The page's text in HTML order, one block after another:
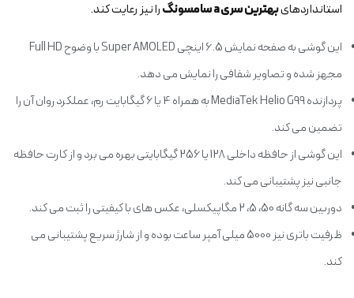
استانداردهایبهترین سری a سامسونگ را نیز رعایت کند.
این گوشی به صفحه نمایش 6.5 اینچی Super AMOLED با وضوح Full HD
مجهز شده و تصاویر شفافی را نمایش می دهد.
پردازنده MediaTek Helio G99 به همراه 4 یا 6 گیگابایت رم، عملکرد روان آن را
تضمین می کند.
این گوشی از حافظه داخلی 128 یا 256 گیگابایتی بهره می برد و از کارت حافظه
جانبی نیز پشتیبانی می کند.
دوربین سه گانه 50، 5، 2 مگاپیکسلی، عکس های با کیفیتی را ثبت می کند.
ظرفیت باتری نیز 5000 میلی آمپر ساعت بوده و از شارژ سریع پشتیبانی می
کند.